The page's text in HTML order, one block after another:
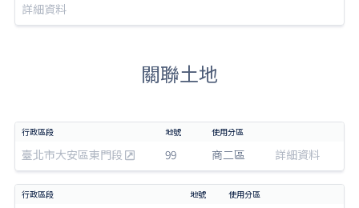
詳細資料
關聯土地
臺北市大安區東門段 99 商二區 詳細資料